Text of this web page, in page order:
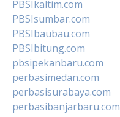
PBSIkaltim.com
PBSIsumbar.com
PBSIbaubau.com
PBSIbitung.com
pbsipekanbaru.com
perbasimedan.com
perbasisurabaya.com
perbasibanjarbaru.com